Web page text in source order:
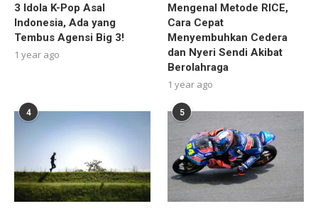
3 Idola K-Pop Asal
Indonesia, Ada yang
Tembus Agensi Big 3!
1 year ago
Mengenal Metode RICE,
Cara Cepat
Menyembuhkan Cedera
dan Nyeri Sendi Akibat
Berolahraga
1 year ago
4 5